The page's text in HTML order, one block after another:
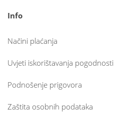
Info
Načini plaćanja
Uvjeti iskorištavanja pogodnosti
Podnošenje prigovora
Zaštita osobnih podataka